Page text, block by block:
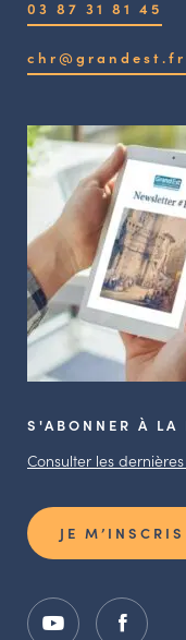
03 87 31 81 45
chr@grandest.fr
S'ABONNER À LA
Consulter les
JE M’INSCRIS